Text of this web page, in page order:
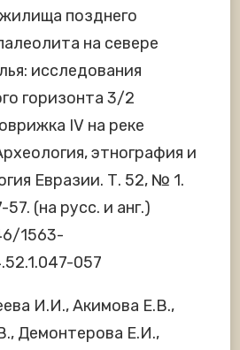
позднего
на севере
исследования
горизонта 3/2
IV на реке
этнография и
Евразии. Т. 52, № 1.
(на русс. и анг.)
1563-
057
И.И., Акимова Е.В.,
Демонтерова Е.И.,